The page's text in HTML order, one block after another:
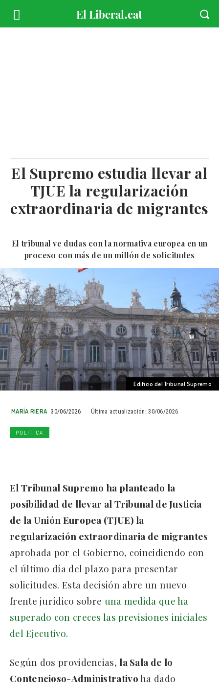
El Supremo estudia llevar al
TJUE la regularización
extraordinaria de migrantes
El tribunal ve dudas con la normativa europea en un
proceso con más de un millón de solicitudes
Edificio del Tribunal Supremo
MARÍA RIERA 30/06/2026 Última actualización: 30/06/2026
POLÍTICA
El Tribunal Supremo ha planteado la
posibilidad de llevar al Tribunal de Justicia
de la Unión Europea (TJUE) la
regularización extraordinaria de migrantes
aprobada por el Gobierno, coincidiendo con
el último día del plazo para presentar
solicitudes. Esta decisión abre un nuevo
frente jurídico sobre una medida que ha
superado con creces las previsiones iniciales
del Ejecutivo.
Según dos providencias, la Sala de lo
Contencioso-Administrativoha dado